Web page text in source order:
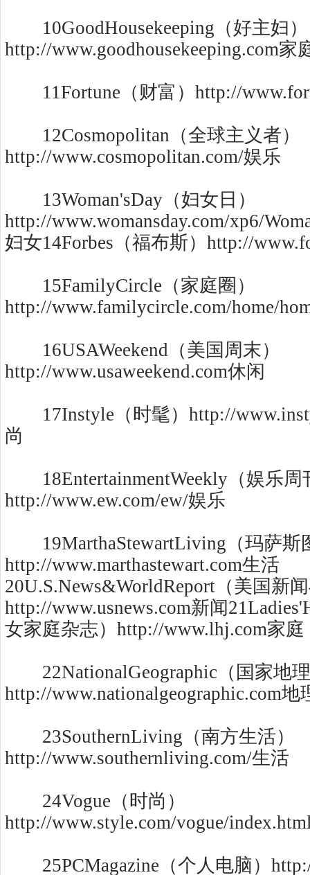
10GoodHousekeeping（好主妇）
http://www.goodhousekeeping.com家
11Fortune（财富）http://
12Cosmopolitan（全球主义者）
http://www.cosmopolitan.com/娱乐
13Woman'sDay（妇女日）
http://www.womansday.com/xp6/
妇女14Forbes（福布斯）http://
15FamilyCircle（家庭圈）
http://www.familycircle.com/home/
16USAWeekend（美国周末）
http://www.usaweekend.com休闲
17Instyle（时髦）http://
尚
18EntertainmentWeekly（娱乐周
http://www.ew.com/ew/娱乐
19MarthaStewartLiving（玛萨斯
http://www.marthastewart.com生活
20U.S.News&WorldReport（美国新
http://www.usnews.com新闻
女家庭杂志）http://www.lhj.com家庭
22NationalGeographic（国家地
http://www.nationalgeographic.com地
23SouthernLiving（南方生活）
http://www.southernliving.com/生活
24Vogue（时尚）
http://www.style.com/vogue/
25PCMagazine（个人电脑）